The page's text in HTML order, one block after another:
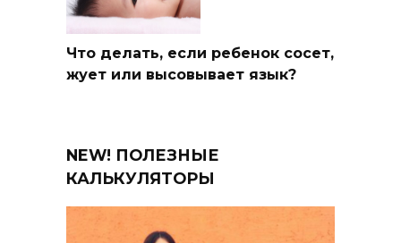
Что делать, если ребенок сосет,
жует или высовывает язык?
NEW! ПОЛЕЗНЫЕ
КАЛЬКУЛЯТОРЫ